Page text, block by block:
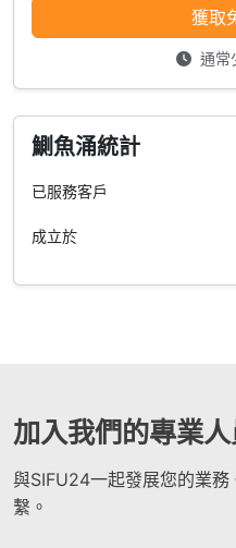
獲取
通常
鰂魚涌統計
已服務客戶
成立於
加入我們的專業
與SIFU24一起發展您的業
繫。